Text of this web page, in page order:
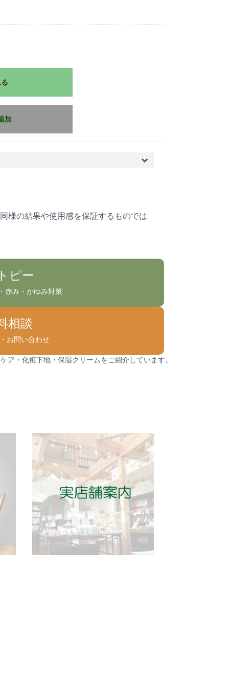
加
様の結果や使用感を保証するものでは
ピー
赤み・かゆみ対策
相談
お問い合わせ
・化粧下地・保湿クリームをご紹介しています。